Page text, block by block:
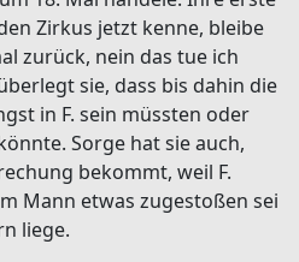
Zirkus jetzt kenne, bleibe
zurück, nein das tue ich
sie, dass bis dahin die
in F. sein müssten oder
Sorge hat sie auch,
bekommt, weil F.
Mann etwas zugestoßen sei
liege.